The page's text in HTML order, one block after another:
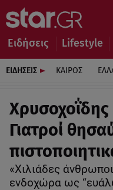
Ειδήσεις Lifestyle
ΕΙΔΗΣΕΙΣ ΚΑΙΡΟΣ
Γιατροί
«Χιλιάδες
ενδοχώρα ως